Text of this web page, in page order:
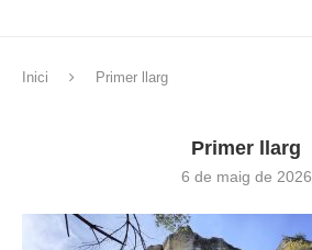
Inici Primer llarg
Primer llarg
6 de maig de 2026